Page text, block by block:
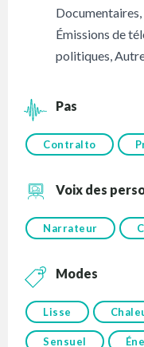
Documentaires,
Émissions de
politiques,
Pas
Contralto
Voix des
Narrateur
Modes
Lisse
Sensuel